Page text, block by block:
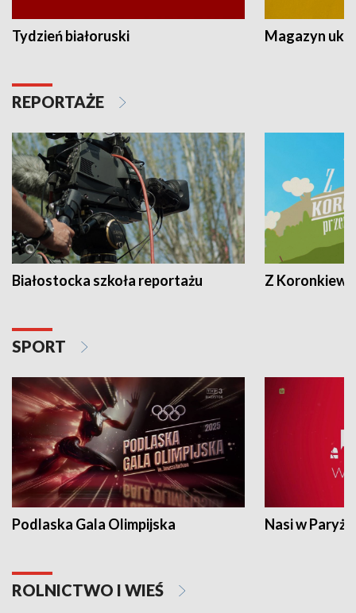
Tydzień białoruski Magazyn
REPORTAŻE
Białostocka szkoła reportażu Z
SPORT
Podlaska Gala Olimpijska Nasi w Paryżu
ROLNICTWO I WIEŚ